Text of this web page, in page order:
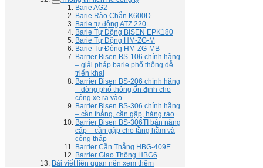
Barie AG2
Barie Rào Chắn K600D
Barie tự động ATZ 220
Barie Tự Động BISEN EPK180
Barie Tự Động HM-ZG-M
Barie Tự Động HM-ZG-MB
Barrier Bisen BS-106 chính hãng
– giải pháp barie phổ thông dễ
triển khai
Barrier Bisen BS-206 chính hãng
– dòng phổ thông ổn định cho
cổng xe ra vào
Barrier Bisen BS-306 chính hãng
– cần thẳng, cần gập, hàng rào
Barrier Bisen BS-306TI bản nâng
cấp – cần gập cho tầng hầm và
cổng thấp
Barrier Cần Thẳng HBG-409E
Barrier Giao Thông HBG6
Bài viết liên quan nên xem thêm